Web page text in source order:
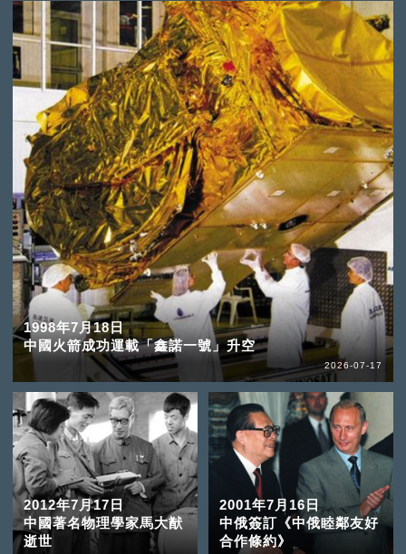
1998年7月18日
中國火箭成功運載「鑫諾一號」升空
2026-07-17
2012年7月17日
中國著名物理學家馬大猷
逝世
2001年7月16日
中俄簽訂《中俄睦鄰友好
合作條約》